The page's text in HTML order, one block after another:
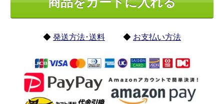
◆ 発送方法･送料 ◆ お支払い方法